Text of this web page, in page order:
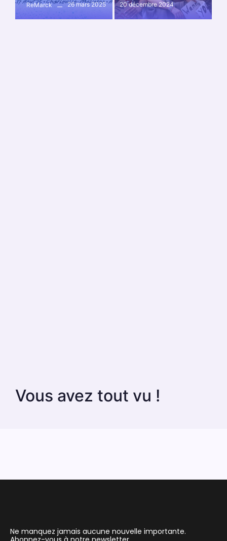
ReMarck 26 mars 2025
20 décembre 2024
Vous avez tout vu !
Ne manquez jamais aucune nouvelle importante.